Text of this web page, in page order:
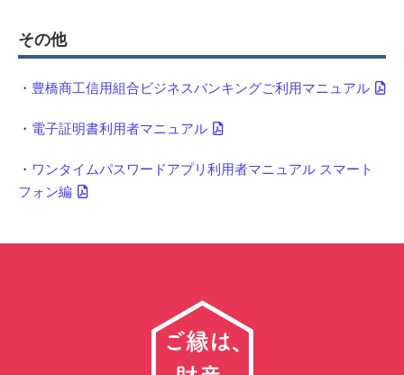
その他
・ 豊橋商工信用組合ビジネスバンキングご利用マニュアル
・ 電子証明書利用者マニュアル
・ ワンタイムパスワードアプリ利用者マニュアル スマート
フォン編